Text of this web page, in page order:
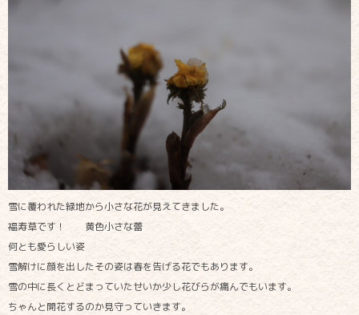
雪に覆われた緑地から小さな花が見えてきました。
福寿草です！ 黄色小さな蕾
何とも愛らしい姿
雪解けに顔を出したその姿は春を告げる花でもあります。
雪の中に長くとどまっていたせいか少し花びらが痛んでもいます。
ちゃんと開花するのか見守っていきます。